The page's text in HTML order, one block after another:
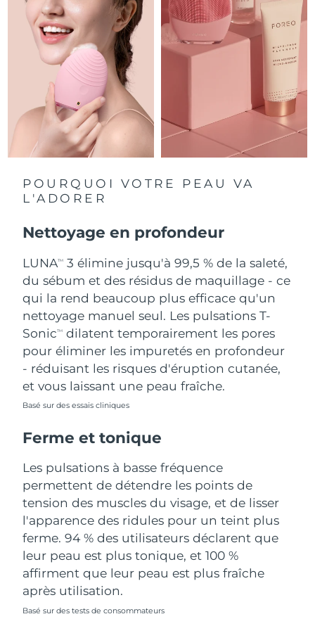
POURQUOI VOTRE PEAU VA
L'ADORER
Nettoyage en profondeur
LUNATM
3 élimine jusqu'à 99,5 % de la saleté,
du sébum et des résidus de maquillage - ce
qui la rend beaucoup plus efficace qu'un
nettoyage manuel seul. Les pulsations T-
SonicTM
dilatent temporairement les pores
pour éliminer les impuretés en profondeur
- réduisant les risques d'éruption cutanée,
et vous laissant une peau fraîche.
Basé sur des essais cliniques
Ferme et tonique
Les pulsations à basse fréquence
permettent de détendre les points de
tension des muscles du visage, et de lisser
l'apparence des ridules pour un teint plus
ferme. 94 % des utilisateurs déclarent que
leur peau est plus tonique, et 100 %
affirment que leur peau est plus fraîche
après utilisation.
Basé sur des tests de consommateurs
Singapour Livraison estimée 8/10/26
Slovaquie Livraison estimée 8/8/26
Afrique du Sud Livraison estimée8/16/26
Corée du Sud Livraison estimée8/10/26
Espagne
Suisse
Taïwan Livraison estimée 8/13/26
Thaïlande Livraison estimée
Turquie Livraison estimée 8/9/26
Émirats arabes unis Livraison estimée8/9/26
Royaume-Uni
États-Unis
Ouzbékistan Livraison estimée
Viêt Nam Livraison estimée8/14/26